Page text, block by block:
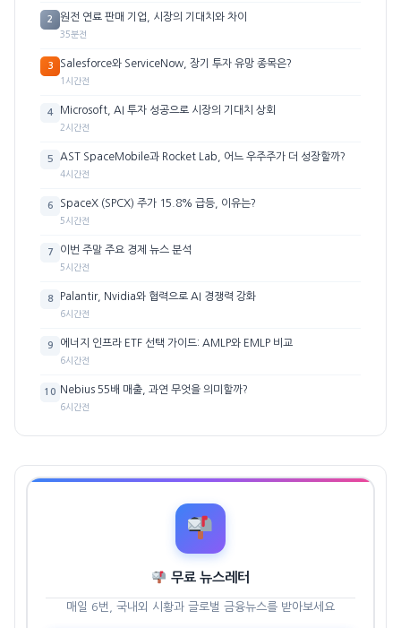
2 원전 연료 판매 기업, 시장의 기대치와 차이
35분전
3 Salesforce와 ServiceNow, 장기 투자 유망 종목은?
1시간전
4 Microsoft, AI 투자 성공으로 시장의 기대치 상회
2시간전
5 AST SpaceMobile과 Rocket Lab, 어느 우주주가 더 성장할까?
4시간전
6 SpaceX (SPCX) 주가 15.8% 급등, 이유는?
5시간전
7 이번 주말 주요 경제 뉴스 분석
5시간전
8 Palantir, Nvidia와 협력으로 AI 경쟁력 강화
6시간전
9 에너지 인프라 ETF 선택 가이드: AMLP와 EMLP 비교
6시간전
10 Nebius 55배 매출, 과연 무엇을 의미할까?
6시간전
무료 뉴스레터
매일 6번, 국내외 시황과 글로벌 금융뉴스를 받아보세요